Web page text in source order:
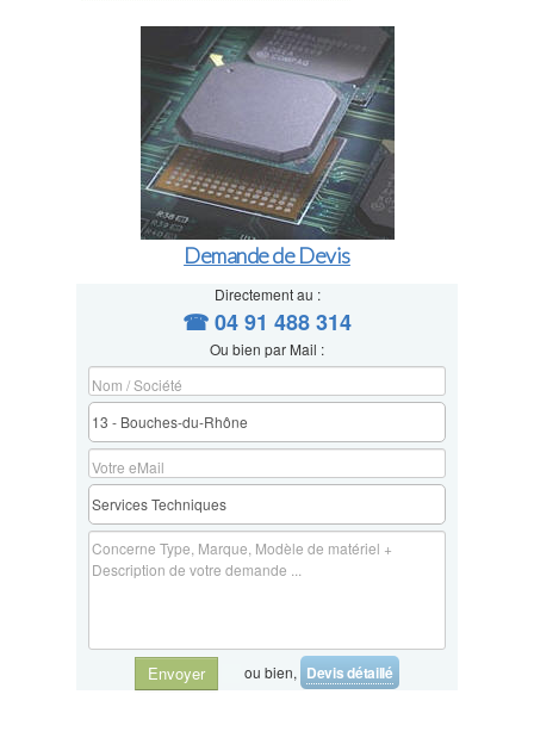
Demande de Devis
Directement au :
☎ 04 91 488 314
Ou bien par Mail :
Envoyer ou bien, Devis détaillé